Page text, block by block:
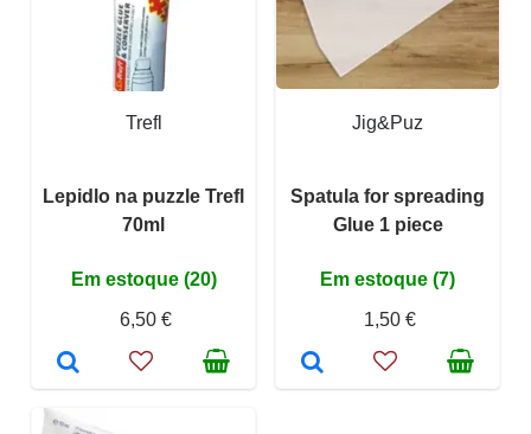
Trefl
Lepidlo na puzzle Trefl
70ml
Em estoque (20)
6,50 €
Jig&Puz
Spatula for spreading
Glue 1 piece
Em estoque (7)
1,50 €